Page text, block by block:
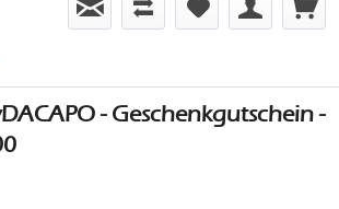
- Geschenkgutschein -